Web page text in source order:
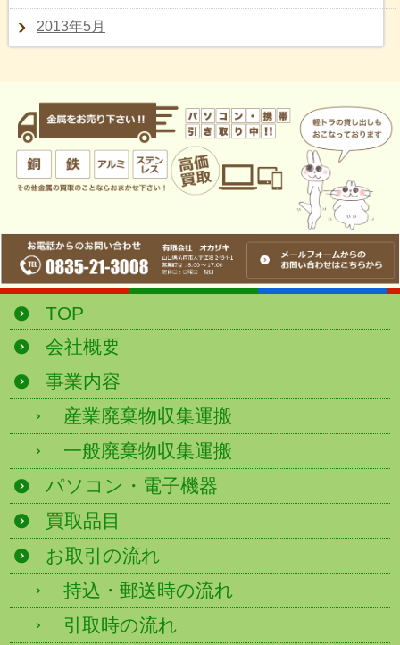
2013年5月
TOP
会社概要
事業内容
産業廃棄物収集運搬
一般廃棄物収集運搬
パソコン・電子機器
買取品目
お取引の流れ
持込・郵送時の流れ
引取時の流れ